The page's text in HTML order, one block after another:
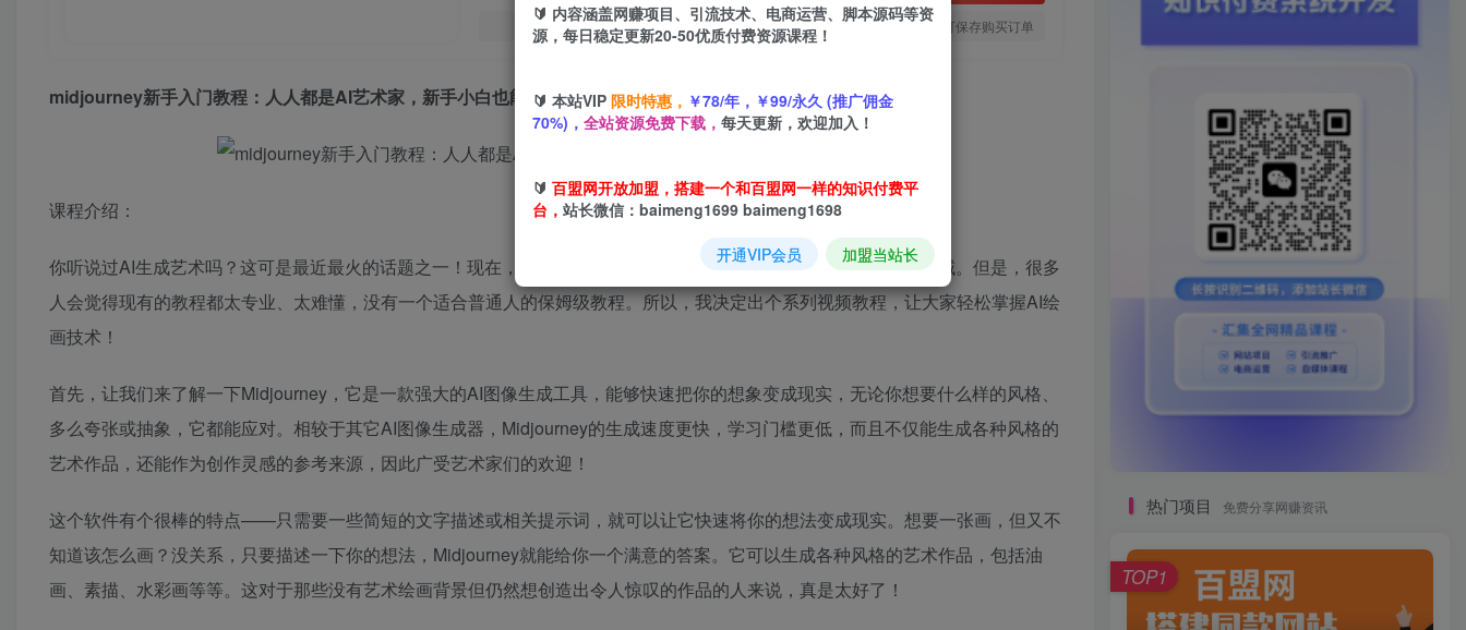
您当前未登录！建议登陆后购买，可保存购买订单
midjourney新手入门教程：人人都是AI艺术家，新手小白也能变身艺术大师
课程介绍：
你听说过AI生成艺术吗？这可是最近最火的话题之一！现在，越来越多的人都想学习和应用这项技术，特别是绘画领域。但是，很多
人会觉得现有的教程都太专业、太难懂，没有一个适合普通人的保姆级教程。所以，我决定出个系列视频教程，让大家轻松掌握AI绘
画技术！
首先，让我们来了解一下Midjourney，它是一款强大的AI图像生成工具，能够快速把你的想象变成现实，无论你想要什么样的风格、
多么夸张或抽象，它都能应对。相较于其它AI图像生成器，Midjourney的生成速度更快，学习门槛更低，而且不仅能生成各种风格的
艺术作品，还能作为创作灵感的参考来源，因此广受艺术家们的欢迎！
这个软件有个很棒的特点——只需要一些简短的文字描述或相关提示词，就可以让它快速将你的想法变成现实。想要一张画，但又不
知道该怎么画？没关系，只要描述一下你的想法，Midjourney就能给你一个满意的答案。它可以生成各种风格的艺术作品，包括油
画、素描、水彩画等等。这对于那些没有艺术绘画背景但仍然想创造出令人惊叹的作品的人来说，真是太好了！
热门项目 免费分享网赚资讯
TOP1
🔰 内容涵盖网赚项目、引流技术、电商运营、脚本源码等资
源，每日稳定更新20-50优质付费资源课程！
🔰 本站VIP 限时特惠， ￥78/年，￥99/永久 (推广佣金
70%)， 全站资源免费下载， 每天更新，欢迎加入！
🔰 百盟网开放加盟，搭建一个和百盟网一样的知识付费平
台， 站长微信：baimeng1699 baimeng1698
开通VIP会员 加盟当站长